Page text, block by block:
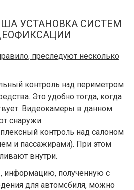
УСТАНОВКА СИСТЕМ
преследуют несколько
контроль над периметром
Это удобно тогда, когда
Видеокамеры в данном
снаружи.
контроль над салоном
и пассажирами). При этом
внутри.
информацию, полученную с
для автомобиля, можно